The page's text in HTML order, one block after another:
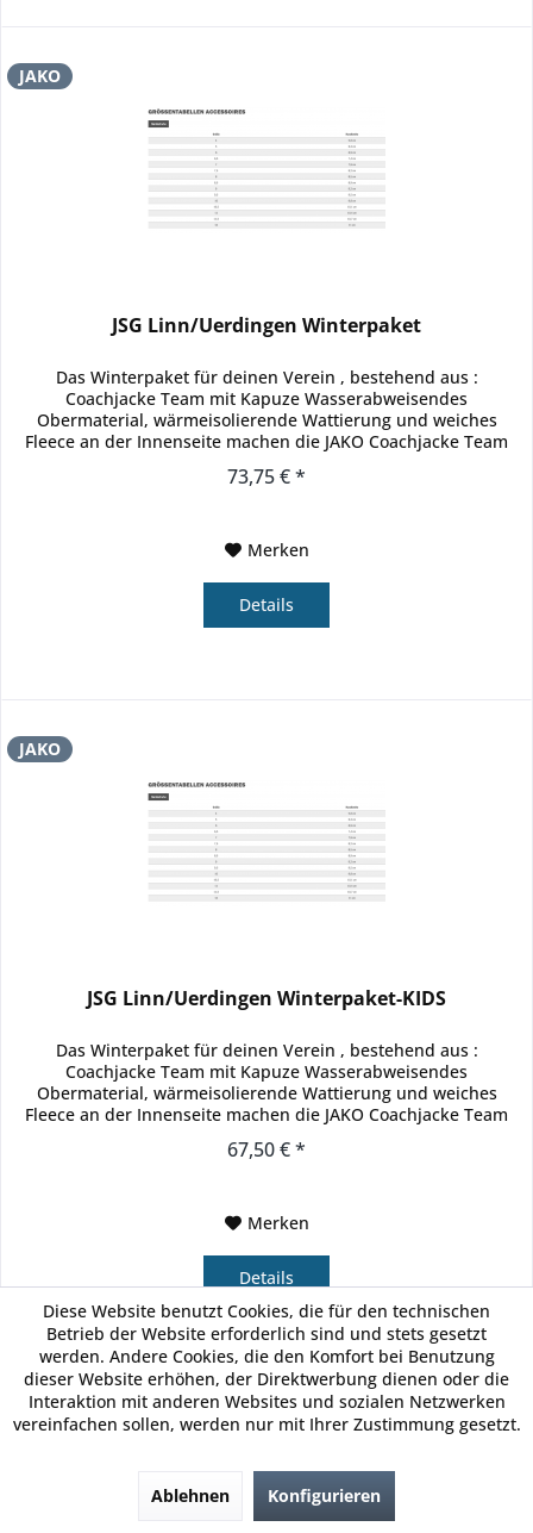
JAKO
JSG Linn/Uerdingen Winterpaket
Das Winterpaket für deinen Verein , bestehend aus :
Coachjacke Team mit Kapuze Wasserabweisendes
Obermaterial, wärmeisolierende Wattierung und weiches
Fleece an der Innenseite machen die JAKO Coachjacke Team
73,75 € *
Merken
Details
JAKO
JSG Linn/Uerdingen Winterpaket-KIDS
Das Winterpaket für deinen Verein , bestehend aus :
Coachjacke Team mit Kapuze Wasserabweisendes
Obermaterial, wärmeisolierende Wattierung und weiches
Fleece an der Innenseite machen die JAKO Coachjacke Team
67,50 € *
Merken
Details
JAKO
Diese Website benutzt Cookies, die für den technischen
Betrieb der Website erforderlich sind und stets gesetzt
werden. Andere Cookies, die den Komfort bei Benutzung
dieser Website erhöhen, der Direktwerbung dienen oder die
Interaktion mit anderen Websites und sozialen Netzwerken
vereinfachen sollen, werden nur mit Ihrer Zustimmung gesetzt.
Ablehnen Konfigurieren